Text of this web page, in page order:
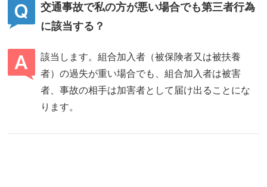
交通事故で私の方が悪い場合でも第三者行為
に該当する？
該当します。組合加入者（被保険者又は被扶養
者）の過失が重い場合でも、組合加入者は被害
者、事故の相手は加害者として届け出ることにな
ります。